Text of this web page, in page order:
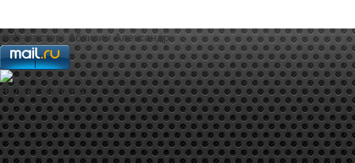
web-мастер:Аблизин Александр